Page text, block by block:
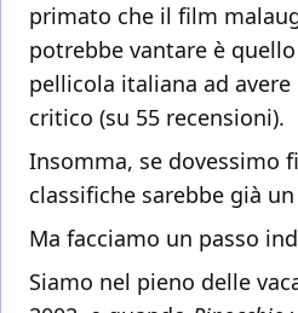
primato che il film
potrebbe vantare è
pellicola italiana ad avere
critico (su 55 recensioni).
Insomma, se dovessimo
classifiche sarebbe già
Ma facciamo un passo
Siamo nel pieno delle